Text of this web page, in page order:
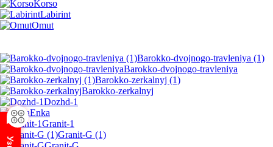
Korso
Labirint
Omut
Barokko-dvojnogo-travleniya (1)
Barokko-dvojnogo-travleniya
Barokko-zerkalnyj (1)
Barokko-zerkalnyj
Dozhd-1
Enka
Granit-1
Granit-G (1)